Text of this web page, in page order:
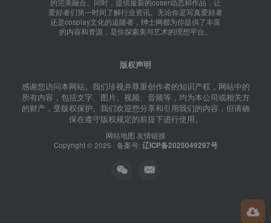
的完美融合。同时，提供最新的coser动态和作品，让
爱好者们第一时间了解行业资讯。无论你是写真爱好者
还是cosplay文化的追随者，绅士网都为你提供了丰富
的内容和资源，是你探索美与艺术的理想平台。
版权声明
感谢您访问本网站。我们珍视并尊重创作者的知识产权，网站中的
所有内容，包括文字、图片、视频、音频等，均为本公司或相关方
的财产，受版权保护。我们欢迎您分享和引用我们的内容，但请确
保在遵守版权规定的前提下进行使用。
网站地图 友情链接
Copyright © 2025 · 备案号: 辽ICP备2025049297号